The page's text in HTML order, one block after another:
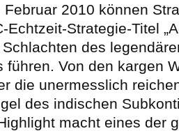
2010 können
Echtzeit-Strategie-Titel
des
führen. Von den kargen
die unermesslich
des indischen
macht eines der